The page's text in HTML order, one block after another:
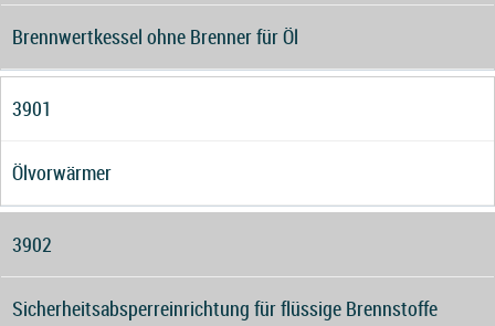
Brennwertkessel ohne Brenner für Öl
3901
Ölvorwärmer
3902
Sicherheitsabsperreinrichtung für flüssige Brennstoffe